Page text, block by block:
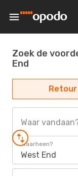
Zoek de
End
Retour
Waar
Waarheen?
West End